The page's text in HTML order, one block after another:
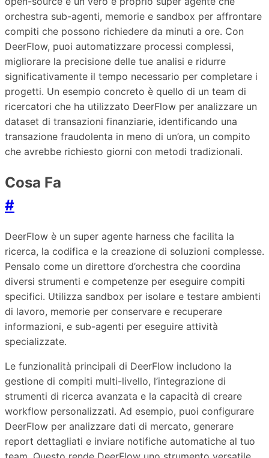
orchestra sub-agenti, memorie e sandbox per affrontare
compiti che possono richiedere da minuti a ore. Con
DeerFlow, puoi automatizzare processi complessi,
migliorare la precisione delle tue analisi e ridurre
significativamente il tempo necessario per completare i
progetti. Un esempio concreto è quello di un team di
ricercatori che ha utilizzato DeerFlow per analizzare un
dataset di transazioni finanziarie, identificando una
transazione fraudolenta in meno di un’ora, un compito
che avrebbe richiesto giorni con metodi tradizionali.
Cosa Fa
#
DeerFlow è un super agente harness che facilita la
ricerca, la codifica e la creazione di soluzioni complesse.
Pensalo come un direttore d’orchestra che coordina
diversi strumenti e competenze per eseguire compiti
specifici. Utilizza sandbox per isolare e testare ambienti
di lavoro, memorie per conservare e recuperare
informazioni, e sub-agenti per eseguire attività
specializzate.
Le funzionalità principali di DeerFlow includono la
gestione di compiti multi-livello, l’integrazione di
strumenti di ricerca avanzata e la capacità di creare
workflow personalizzati. Ad esempio, puoi configurare
DeerFlow per analizzare dati di mercato, generare
report dettagliati e inviare notifiche automatiche al tuo